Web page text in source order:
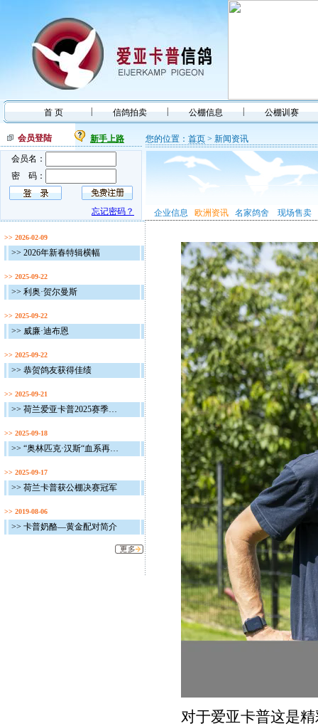
首 页 信鸽拍卖 公棚信息 公棚训赛
会员登陆
新手上路
会员名：
密 码：
忘记密码？
>> 2026-02-09
>> 2026年新春特辑横幅
>> 2025-09-22
>> 利奥·贺尔曼斯
>> 2025-09-22
>> 威廉·迪布恩
>> 2025-09-22
>> 恭贺鸽友获得佳绩
>> 2025-09-21
>> 荷兰爱亚卡普2025赛季完美收官
>> 2025-09-18
>> “奥林匹克·汉斯“血系再获佳绩
>> 2025-09-17
>> 荷兰卡普获公棚决赛冠军
>> 2019-08-06
>> 卡普奶酪—黄金配对简介
您的位置： 首页 > 新闻资讯
企业信息 欧洲资讯 名家鸽舍 现场售卖
对于爱亚卡普这是